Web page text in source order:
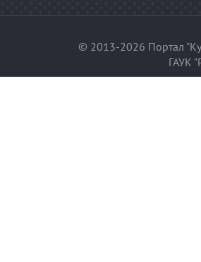
© 2013-2026 Портал
ГАУК